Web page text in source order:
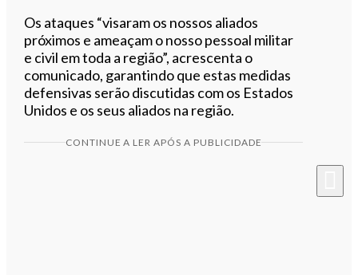
Os ataques “visaram os nossos aliados
próximos e ameaçam o nosso pessoal militar
e civil em toda a região”, acrescenta o
comunicado, garantindo que estas medidas
defensivas serão discutidas com os Estados
Unidos e os seus aliados na região.
CONTINUE A LER APÓS A PUBLICIDADE